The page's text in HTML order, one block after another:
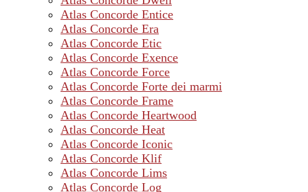
Atlas Concorde Entice
Atlas Concorde Era
Atlas Concorde Etic
Atlas Concorde Exence
Atlas Concorde Force
Atlas Concorde Forte dei marmi
Atlas Concorde Frame
Atlas Concorde Heartwood
Atlas Concorde Heat
Atlas Concorde Iconic
Atlas Concorde Klif
Atlas Concorde Lims
Atlas Concorde Log